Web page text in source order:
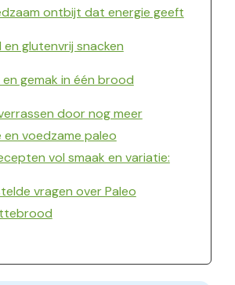
ontbijt dat energie geeft
en glutenvrij snacken
gemak in één brood
door nog meer
en voedzame paleo
vol smaak en variatie:
vragen over Paleo